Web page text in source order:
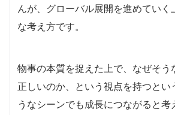
んが、グローバル展開を進めていく
な考え方です。
物事の本質を捉えた上で、なぜそう
正しいのか、という視点を持つとい
うなシーンでも成長につながると考